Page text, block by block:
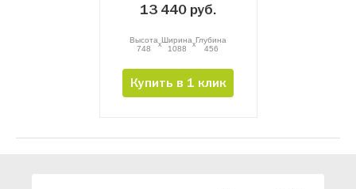
13 440 руб.
Высота
748
xШирина
1088
xГлубина
456
Купить в 1 клик